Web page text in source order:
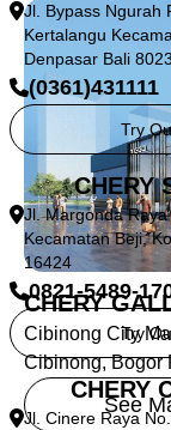
Jl. Bypass Ngurah
Kertalangu
Denpasar Bali
(0361)431111
Try
CHERY
Jl. Margonda
Kecamatan Beji,
16424
0821-5489-
Try
CHERY
Jl. Cinere Raya
CHERY
Cibinong City
Cibinong, Bogor
See